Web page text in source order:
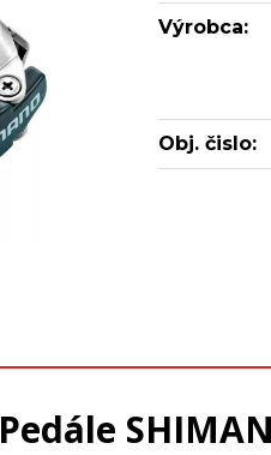
Výrobca:
Obj. čislo:
Pedále